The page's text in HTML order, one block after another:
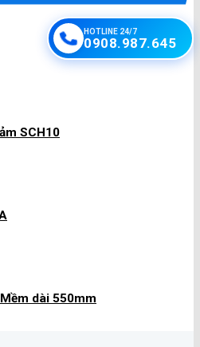
HOTLINE 24/7
0908.987.645
SCH10
dài 550mm